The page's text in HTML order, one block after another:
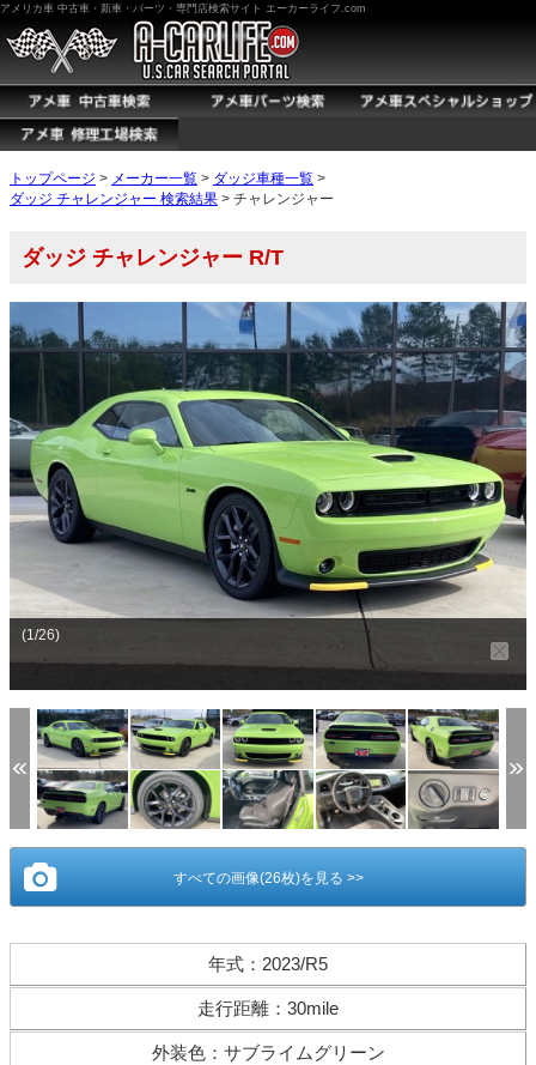
アメリカ車 中古車・新車・パーツ・専門店検索サイト エーカーライフ.com
トップページ > メーカー一覧 > ダッジ車種一覧 >
ダッジ チャレンジャー 検索結果 > チャレンジャー
ダッジ チャレンジャー R/T
(1/26)
すべての画像(26枚)を見る >>
年式 ： 2023/R5
走行距離 ： 30mile
外装色： サブライムグリーン